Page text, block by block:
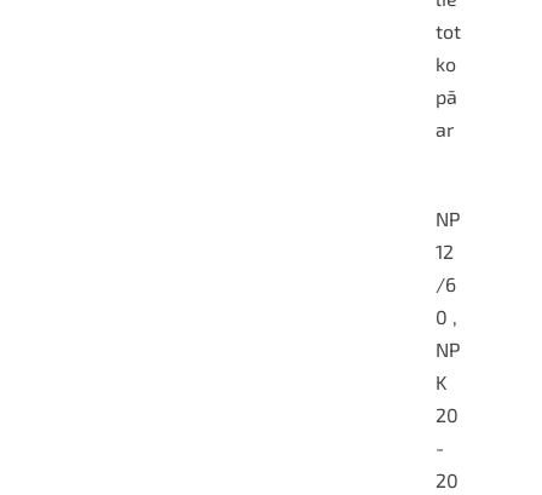
tot
ko
pā
ar
NP
12
/6
0 ,
NP
K
20
-
20